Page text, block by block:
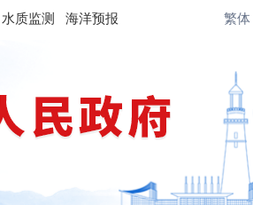
水质监测 海洋预报 繁体